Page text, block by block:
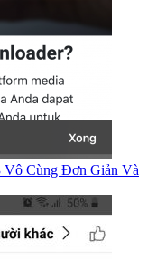
Cùng Đơn Giản Và